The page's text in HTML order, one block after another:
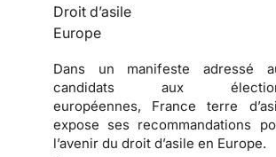
Droit d’asile
Europe
Dans un manifeste adressé
candidats aux
européennes, France terre
expose ses recommandations
l’avenir du droit d’asile en Europe.